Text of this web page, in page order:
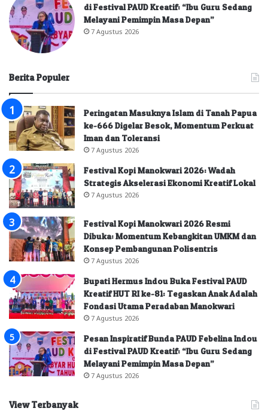
di Festival PAUD Kreatif: “Ibu Guru Sedang
Melayani Pemimpin Masa Depan”
7 Agustus 2026
Berita Populer
Peringatan Masuknya Islam di Tanah Papua
ke-666 Digelar Besok, Momentum Perkuat
Iman dan Toleransi
7 Agustus 2026
Festival Kopi Manokwari 2026: Wadah
Strategis Akselerasi Ekonomi Kreatif Lokal
7 Agustus 2026
Festival Kopi Manokwari 2026 Resmi
Dibuka: Momentum Kebangkitan UMKM dan
Konsep Pembangunan Polisentris
7 Agustus 2026
Bupati Hermus Indou Buka Festival PAUD
Kreatif HUT RI ke-81: Tegaskan Anak Adalah
Fondasi Utama Peradaban Manokwari
7 Agustus 2026
Pesan Inspiratif Bunda PAUD Febelina Indou
di Festival PAUD Kreatif: “Ibu Guru Sedang
Melayani Pemimpin Masa Depan”
7 Agustus 2026
View Terbanyak